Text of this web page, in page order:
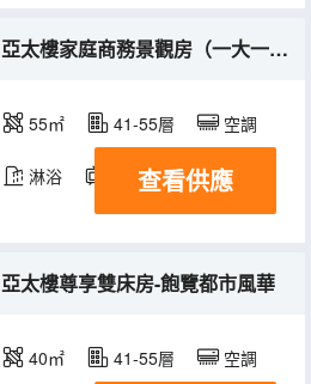
亞太樓家庭商務景觀房（一大一小床）-親子同覽城光
55㎡ 41-55層 空調
淋浴 電視機 冰箱
查看供應
亞太樓尊享雙床房-飽覽都市風華
40㎡ 41-55層 空調